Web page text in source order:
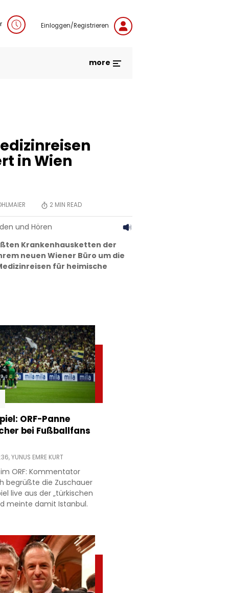
Einloggen/Registrieren
more
in Wien
2 MIN READ
und Hören
Krankenhausketten der
neuen Wiener Büro um die
für heimische
ORF-Panne
bei Fußballfans
YUNUS EMRE KURT
ORF: Kommentator
begrüßte die Zuschauer
live aus der „türkischen
meinte damit Istanbul.